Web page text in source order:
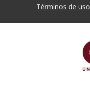
Términos de uso